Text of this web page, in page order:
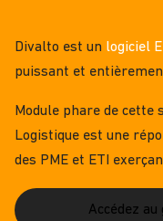
Divalto est un logiciel
puissant et
Module phare de cette
Logistique est une
des PME et ETI
Accédez